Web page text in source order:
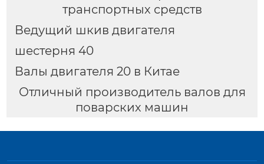
транспортных средств
Ведущий шкив двигателя
шестерня 40
Валы двигателя 20 в Китае
Отличный производитель валов для
поварских машин